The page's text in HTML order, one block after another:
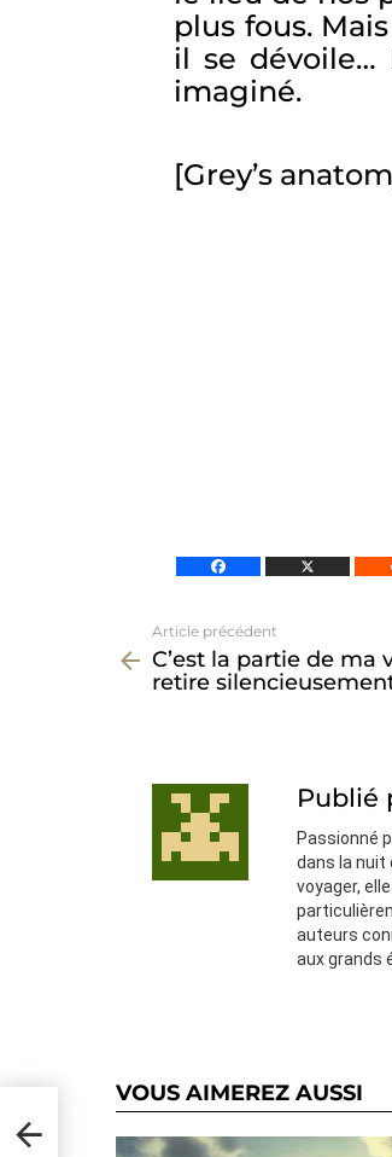
plus fous.
il se dévoile…
imaginé.
[Grey’s
plus
Article précédent
C’est la partie de ma
retire
Publié
Passionné
dans la
voyager,
auteurs
aux grands
VOUS AIMEREZ AUSSI